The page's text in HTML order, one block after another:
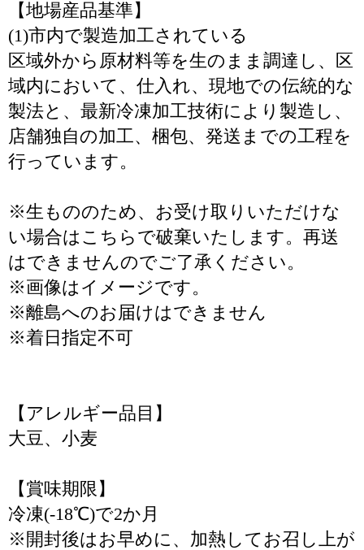
【地場産品基準】
(1)市内で製造加工されている
区域外から原材料等を生のまま調達し、区
域内において、仕入れ、現地での伝統的な
製法と、最新冷凍加工技術により製造し、
店舗独自の加工、梱包、発送までの工程を
行っています。
※生もののため、お受け取りいただけな
い場合はこちらで破棄いたします。再送
はできませんのでご了承ください。
※画像はイメージです。
※離島へのお届けはできません
※着日指定不可
【アレルギー品目】
大豆、小麦
【賞味期限】
冷凍(-18℃)で2か月
※開封後はお早めに、加熱してお召し上が